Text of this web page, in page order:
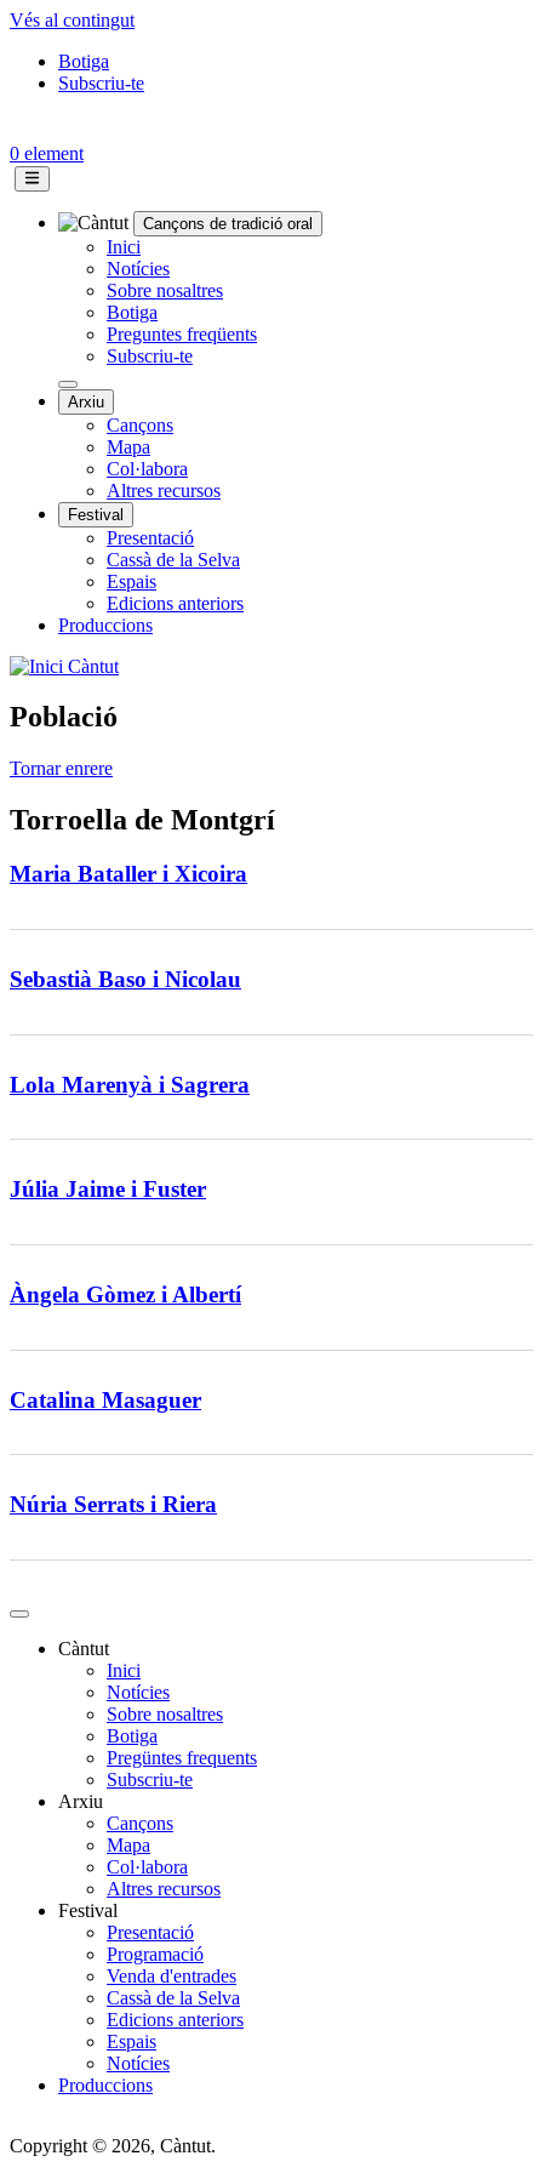
Vés al contingut
Topbar
Botiga
Subscriu-te
0 element
Navegació
principal
Cançons de tradició oral
Inici
Notícies
Sobre nosaltres
Botiga
Preguntes freqüents
Subscriu-te
Arxiu
Cançons
Mapa
Col·labora
Altres recursos
Festival
Presentació
Cassà de la Selva
Espais
Edicions anteriors
Produccions
Càntut
Població
Tornar enrere
Torroella de Montgrí
Maria Bataller i Xicoira
Sebastià Baso i Nicolau
Lola Marenyà i Sagrera
Júlia Jaime i Fuster
Àngela Gòmez i Albertí
Catalina Masaguer
Núria Serrats i Riera
Càntut
Inici
Notícies
Sobre nosaltres
Botiga
Pregüntes frequents
Subscriu-te
Arxiu
Cançons
Mapa
Col·labora
Altres recursos
Festival
Presentació
Programació
Venda d'entrades
Cassà de la Selva
Edicions anteriors
Espais
Notícies
Produccions
Copyright © 2026, Càntut.